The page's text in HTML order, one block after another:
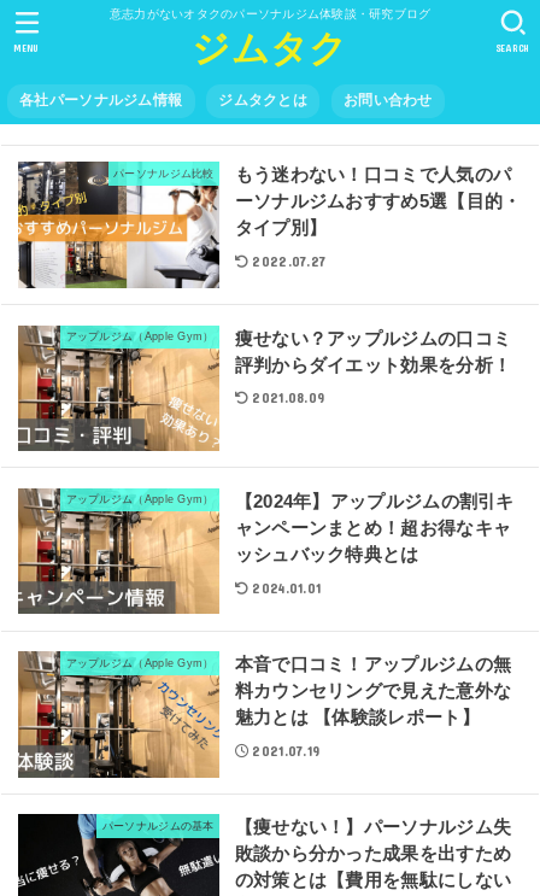
意志力がないオタクのパーソナルジム体験談・研究ブログ
ジムタク
各社パーソナルジム情報 ジムタクとは お問い合わせ
SEARCH
MENU
パーソナルジム比較
もう迷わない！口コミで人気のパ
ーソナルジムおすすめ5選【目的・
タイプ別】
2022.07.27
アップルジム（Apple Gym）
痩せない？アップルジムの口コミ
評判からダイエット効果を分析！
2021.08.09
アップルジム（Apple Gym）
【2024年】アップルジムの割引キ
ャンペーンまとめ！超お得なキャ
ッシュバック特典とは
2024.01.01
アップルジム（Apple Gym）
本音で口コミ！アップルジムの無
料カウンセリングで見えた意外な
魅力とは 【体験談レポート】
2021.07.19
パーソナルジムの基本
【痩せない！】パーソナルジム失
敗談から分かった成果を出すため
の対策とは【費用を無駄にしない